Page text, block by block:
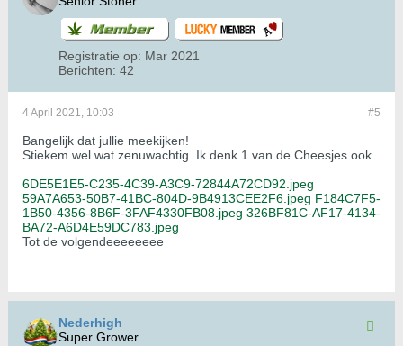
Registratie op: Mar 2021
Berichten: 42
#5
4 April 2021, 10:03
Bangelijk dat jullie meekijken!
Stiekem wel wat zenuwachtig. Ik denk 1 van de Cheesjes ook.
6DE5E1E5-C235-4C39-A3C9-72844A72CD92.jpeg
59A7A653-50B7-41BC-804D-9B4913CEE2F6.jpeg F184C7F5-
1B50-4356-8B6F-3FAF4330FB08.jpeg 326BF81C-AF17-4134-
BA72-A6D4E59DC783.jpeg
Tot de volgendeeeeeeee
Nederhigh
Super Grower